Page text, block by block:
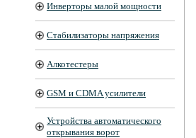
Инверторы малой мощности
Стабилизаторы напряжения
Алкотестеры
GSM и CDMA усилители
Устройства автоматического
открывания ворот